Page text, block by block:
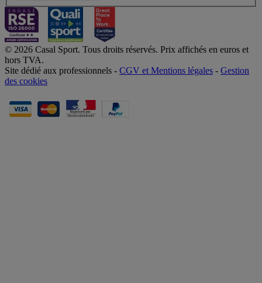
© 2026 Casal Sport. Tous droits réservés. Prix affichés en euros et
hors TVA.
Site dédié aux professionnels - CGV et Mentions légales - Gestion
des cookies